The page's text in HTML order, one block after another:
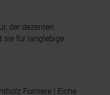
der dezenten
sie für langlebige
Echtholz Furniere | Eiche